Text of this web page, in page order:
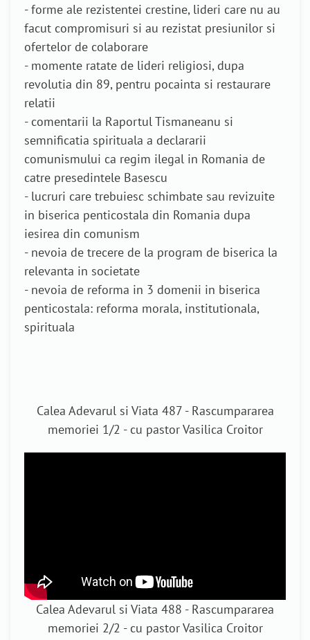
- forme ale rezistentei crestine, lideri care nu au
facut compromisuri si au rezistat presiunilor si
ofertelor de colaborare
- momente ratate de lideri religiosi, dupa
revolutia din 89, pentru pocainta si restaurare
relatii
- comentarii la Raportul Tismaneanu si
semnificatia spirituala a declararii
comunismului ca regim ilegal in Romania de
catre presedintele Basescu
- lucruri care trebuiesc schimbate sau revizuite
in biserica penticostala din Romania dupa
iesirea din comunism
- nevoia de trecere de la program de biserica la
relevanta in societate
- nevoia de reforma in 3 domenii in biserica
penticostala: reforma morala, institutionala,
spirituala
Calea Adevarul si Viata 487 - Rascumpararea
memoriei 1/2 - cu pastor Vasilica Croitor
Calea Adevarul si Viata 488 - Rascumpararea
memoriei 2/2 - cu pastor Vasilica Croitor